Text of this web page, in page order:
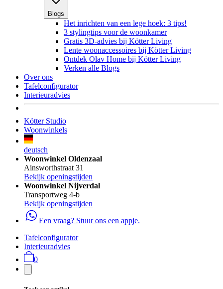
Blogs
Het inrichten van een lege hoek: 3 tips!
3 stylingtips voor de woonkamer
Gratis 3D-advies bij Kötter Living
Lente woonaccessoires bij Kötter Living
Ontdek Olav Home bij Kötter Living
Verken alle Blogs
Over ons
Tafelconfigurator
Interieuradvies
Kötter Studio
Woonwinkels
deutsch
Woonwinkel Oldenzaal
Ainsworthstraat 31
Bekijk openingstijden
Woonwinkel Nijverdal
Transportweg 4-b
Bekijk openingstijden
Een vraag? Stuur ons een appje.
Tafelconfigurator
Interieuradvies
0